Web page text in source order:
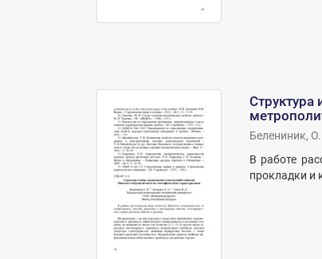
Белениник,
В работе
прокладки и